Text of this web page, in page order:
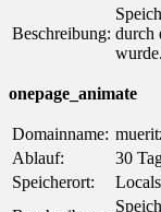
Beschreibung: durch
wurde.
onepage_animate
Domainname:
Ablauf:
30
Speicherort: